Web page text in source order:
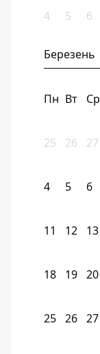
4 5 6
Березень
Пн Вт Ср
25 26 27
4 5 6
11 12 13
18 19 20
25 26 27